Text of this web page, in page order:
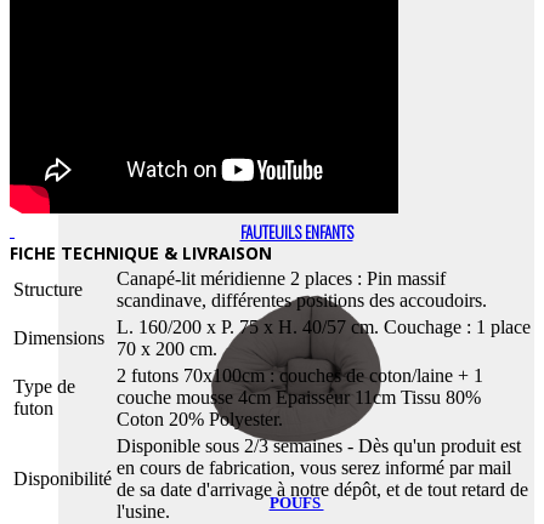
FAUTEUILS ENFANTS
POUFS
FICHE TECHNIQUE & LIVRAISON
Structure
Canapé-lit méridienne 2 places : Pin massif
scandinave, différentes positions des accoudoirs.
Dimensions
L. 160/200 x P. 75 x H. 40/57 cm. Couchage : 1 place
70 x 200 cm.
Type de
futon
2 futons 70x100cm : couches de coton/laine + 1
couche mousse 4cm Epaisseur 11cm Tissu 80%
Coton 20% Polyester.
Disponibilité
Disponible sous 2/3 semaines - Dès qu'un produit est
en cours de fabrication, vous serez informé par mail
de sa date d'arrivage à notre dépôt, et de tout retard de
l'usine.